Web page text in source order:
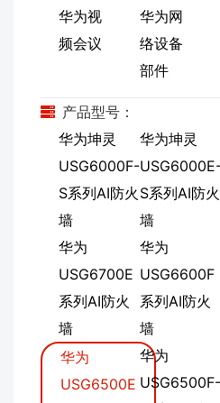
华为视
频会议
华为网
络设备
部件
产品型号：
华为坤灵
USG6000F-
S系列AI防火
墙
华为坤灵
S系列AI防火
墙
华为
USG6700E
系列AI防火
墙
华为
USG6600F
系列AI防火
墙
华为
USG6500E
华为
USG6500F-